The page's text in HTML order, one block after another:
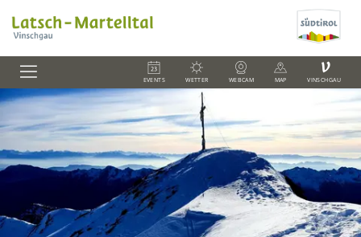
EVENTS WETTER WEBCAM MAP
V
VINSCHGAU